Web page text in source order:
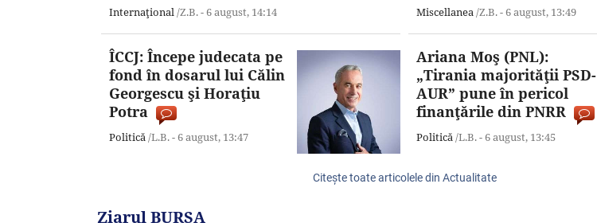
Internaţional/Z.B. -6 august, 14:14 Miscellanea/Z.B. -6 august, 13:49
ÎCCJ: Începe judecata pe
fond în dosarul lui Călin
Georgescu şi Horaţiu
Potra
Politică/L.B. -6 august, 13:47
Ariana Moş (PNL):
„Tirania majorităţii PSD-
AUR” pune în pericol
finanţările din PNRR
Politică/L.B. -6 august, 13:45
Citeşte toate articolele din Actualitate
Ziarul BURSA